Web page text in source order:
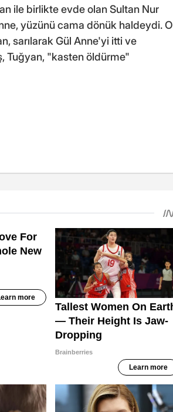
ile birlikte evde olan Sultan Nur
yüzünü cama dönük haldeydi. O
sarılarak Gül Anne'yi itti ve
Tuğyan, "kasten öldürme"